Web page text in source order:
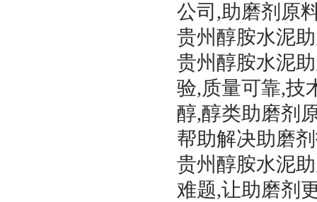
公司,助磨剂原
贵州醇胺水泥
贵州醇胺水泥
验,质量可靠,技
醇,醇类助磨剂
帮助解决助磨
贵州醇胺水泥
难题,让助磨剂